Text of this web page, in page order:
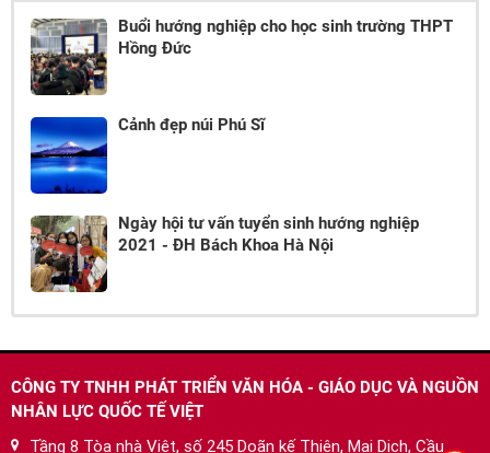
Buổi hướng nghiệp cho học sinh trường THPT
Hồng Đức
Cảnh đẹp núi Phú Sĩ
Ngày hội tư vấn tuyển sinh hướng nghiệp
2021 - ĐH Bách Khoa Hà Nội
CÔNG TY TNHH PHÁT TRIỂN VĂN HÓA - GIÁO DỤC VÀ NGUỒN
NHÂN LỰC QUỐC TẾ VIỆT
Tầng 8 Tòa nhà Việt, số 245 Doãn kế Thiện, Mai Dịch, Cầu